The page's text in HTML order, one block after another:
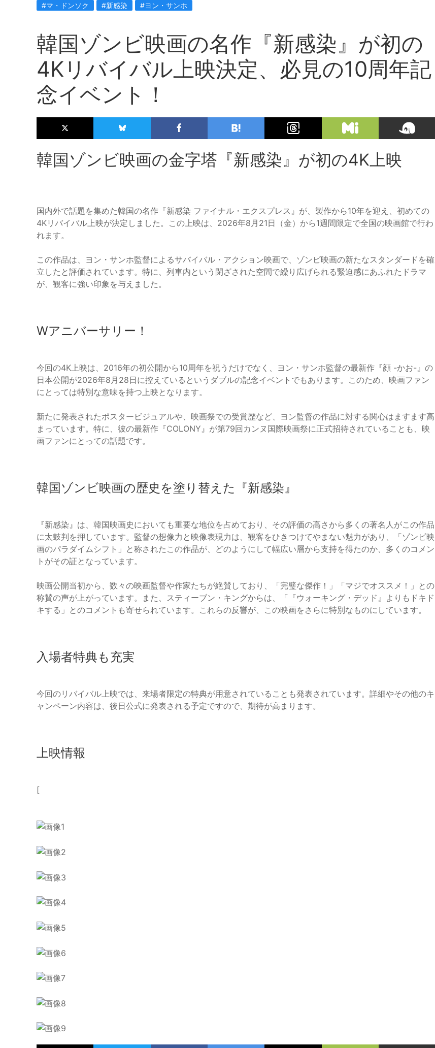
#マ・ドンソク #新感染 #ヨン・サンホ
韓国ゾンビ映画の名作『新感染』が初の
4Kリバイバル上映決定、必見の10周年記
念イベント！
韓国ゾンビ映画の金字塔『新感染』が初の4K上映
国内外で話題を集めた韓国の名作『新感染 ファイナル・エクスプレス』が、製作から10年を迎え、初めての
4Kリバイバル上映が決定しました。この上映は、2026年8月21日（金）から1週間限定で全国の映画館で行わ
れます。
この作品は、ヨン・サンホ監督によるサバイバル・アクション映画で、ゾンビ映画の新たなスタンダードを確
立したと評価されています。特に、列車内という閉ざされた空間で繰り広げられる緊迫感にあふれたドラマ
が、観客に強い印象を与えました。
Wアニバーサリー！
今回の4K上映は、2016年の初公開から10周年を祝うだけでなく、ヨン・サンホ監督の最新作『顔 -かお-』の
日本公開が2026年8月28日に控えているというダブルの記念イベントでもあります。このため、映画ファン
にとっては特別な意味を持つ上映となります。
新たに発表されたポスタービジュアルや、映画祭での受賞歴など、ヨン監督の作品に対する関心はますます高
まっています。特に、彼の最新作『COLONY』が第79回カンヌ国際映画祭に正式招待されていることも、映
画ファンにとっての話題です。
韓国ゾンビ映画の歴史を塗り替えた『新感染』
『新感染』は、韓国映画史においても重要な地位を占めており、その評価の高さから多くの著名人がこの作品
に太鼓判を押しています。監督の想像力と映像表現力は、観客をひきつけてやまない魅力があり、「ゾンビ映
画のパラダイムシフト」と称されたこの作品が、どのようにして幅広い層から支持を得たのか、多くのコメン
トがその証となっています。
映画公開当初から、数々の映画監督や作家たちが絶賛しており、「完璧な傑作！」「マジでオススメ！」との
称賛の声が上がっています。また、スティーブン・キングからは、「『ウォーキング・デッド』よりもドキド
キする」とのコメントも寄せられています。これらの反響が、この映画をさらに特別なものにしています。
入場者特典も充実
今回のリバイバル上映では、来場者限定の特典が用意されていることも発表されています。詳細やその他のキ
ャンペーン内容は、後日公式に発表される予定ですので、期待が高まります。
上映情報
[